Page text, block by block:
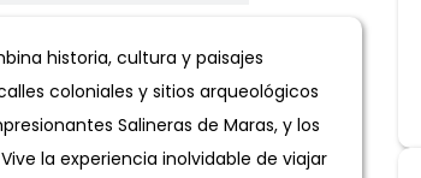
historia, cultura y paisajes
coloniales y sitios arqueológicos
Salineras de Maras, y los
la experiencia inolvidable de viajar